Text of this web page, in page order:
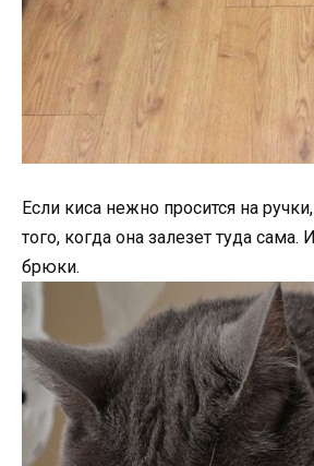
Если киса нежно просится на
того, когда она залезет туда
брюки.